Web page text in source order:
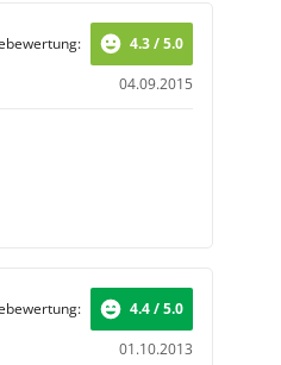
04.09.2015
4.3 / 5.0
01.10.2013
4.4 / 5.0